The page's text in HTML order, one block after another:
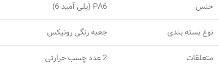
جنس PA6 (پلی آمید 6)
نوع بسته بندی جعبه رنگی رونیکس
متعلقات 2 عدد چسب حرارتی